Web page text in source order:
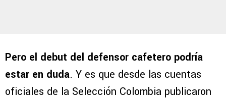
Pero el debut del defensor cafetero podría
estar en duda. Y es que desde las cuentas
oficiales de la Selección Colombia publicaron